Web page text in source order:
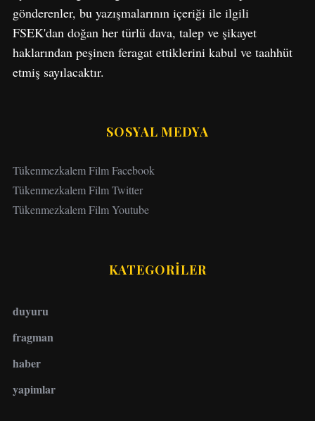
gönderenler, bu yazışmalarının içeriği ile ilgili
FSEK'dan doğan her türlü dava, talep ve şikayet
haklarından peşinen feragat ettiklerini kabul ve taahhüt
etmiş sayılacaktır.
SOSYAL MEDYA
Tükenmezkalem Film Facebook
Tükenmezkalem Film Twitter
Tükenmezkalem Film Youtube
KATEGORİLER
duyuru
fragman
haber
yapimlar
f
o